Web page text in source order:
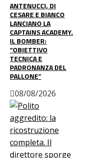
ANTENUCCI, DI
CESARE E BIANCO
LANCIANO LA
CAPTAINS ACADEMY.
IL BOMBER:
“OBIETTIVO
TECNICA E
PADRONANZA DEL
PALLONE”
08/08/2026